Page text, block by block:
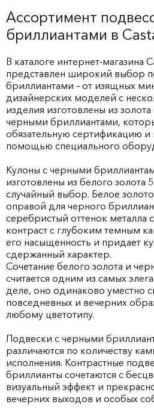
Ассортимент
бриллиантами в
В каталоге интернет-магазина
представлен широкий выбор
бриллиантами – от изящных
дизайнерских моделей с
изделия изготовлены из
черными бриллиантами,
обязательную сертификацию и
помощью специального
Кулоны с черными
изготовлены из белого золота
случайный выбор. Белое
оправой для черного
серебристый оттенок металла
контраст с глубоким темным
его насыщенность и придает
сдержанный характер.
Сочетание белого золота и
считается одним из самых
деле, оно одинаково уместно
повседневных и вечерних
любому цветотипу.
Подвески с черными
различаются по количеству
исполнения. Контрастные
бриллианты сочетаются с
визуальный эффект и
вечерних выходов и особых